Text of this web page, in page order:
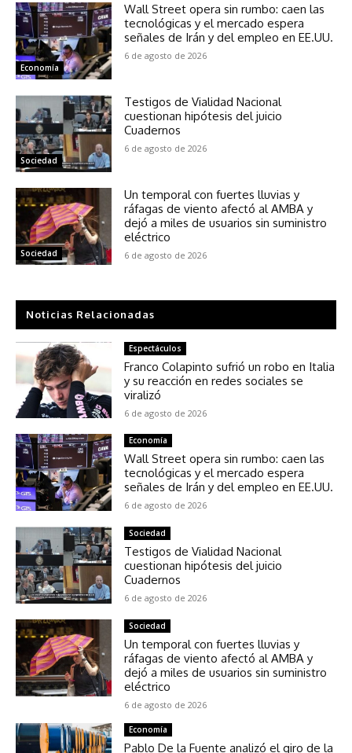
Economía
Wall Street opera sin rumbo: caen las
tecnológicas y el mercado espera
señales de Irán y del empleo en EE.UU.
6 de agosto de 2026
Sociedad
Testigos de Vialidad Nacional
cuestionan hipótesis del juicio
Cuadernos
6 de agosto de 2026
Sociedad
Un temporal con fuertes lluvias y
ráfagas de viento afectó al AMBA y
dejó a miles de usuarios sin suministro
eléctrico
6 de agosto de 2026
Noticias Relacionadas
Espectáculos
Franco Colapinto sufrió un robo en Italia
y su reacción en redes sociales se
viralizó
6 de agosto de 2026
Economía
Wall Street opera sin rumbo: caen las
tecnológicas y el mercado espera
señales de Irán y del empleo en EE.UU.
6 de agosto de 2026
Sociedad
Testigos de Vialidad Nacional
cuestionan hipótesis del juicio
Cuadernos
6 de agosto de 2026
Sociedad
Un temporal con fuertes lluvias y
ráfagas de viento afectó al AMBA y
dejó a miles de usuarios sin suministro
eléctrico
6 de agosto de 2026
Economía
Pablo De la Fuente analizó el giro de la